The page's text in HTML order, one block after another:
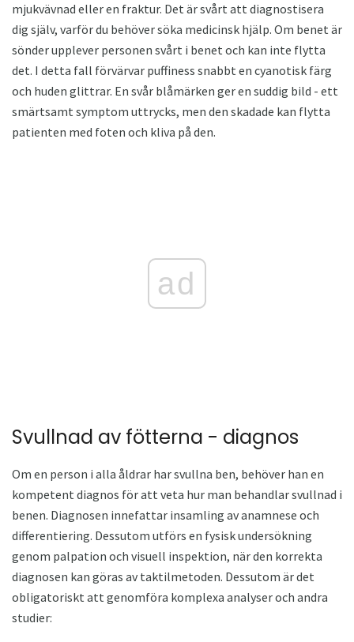
mjukvävnad eller en fraktur. Det är svårt att diagnostisera
dig själv, varför du behöver söka medicinsk hjälp. Om benet är
sönder upplever personen svårt i benet och kan inte flytta
det. I detta fall förvärvar puffiness snabbt en cyanotisk färg
och huden glittrar. En svår blåmärken ger en suddig bild - ett
smärtsamt symptom uttrycks, men den skadade kan flytta
patienten med foten och kliva på den.
ad
Svullnad av fötterna - diagnos
Om en person i alla åldrar har svullna ben, behöver han en
kompetent diagnos för att veta hur man behandlar svullnad i
benen. Diagnosen innefattar insamling av anamnese och
differentiering. Dessutom utförs en fysisk undersökning
genom palpation och visuell inspektion, när den korrekta
diagnosen kan göras av taktilmetoden. Dessutom är det
obligatoriskt att genomföra komplexa analyser och andra
studier: